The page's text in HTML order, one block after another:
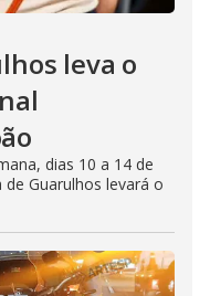
leva o
dias 10 a 14 de
Guarulhos levará o